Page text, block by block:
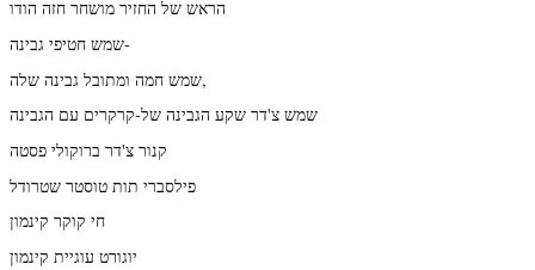
הראש של החזיר מושחר חזה הודו
שמש חטיפי גבינה-
שמש חמה ומתובל גבינה שלה,
שמש צ'דר שקע הגבינה של-קרקרים עם הגבינה
קנור צ'דר ברוקולי פסטה
פילסברי תות טוסטר שטרודל
חי קוקר קינמון
יוגורט עוגיית קינמון